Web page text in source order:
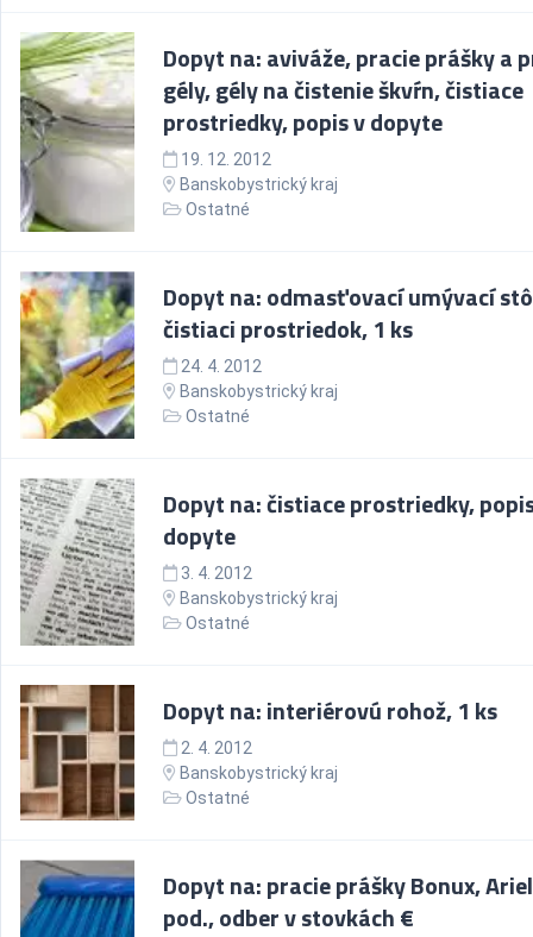
Dopyt na: aviváže, pracie prášky a
gély, gély na čistenie škvŕn, čistiace
prostriedky, popis v dopyte
19. 12. 2012
Banskobystrický kraj
Ostatné
Dopyt na: odmasťovací umývací
čistiaci prostriedok, 1 ks
24. 4. 2012
Banskobystrický kraj
Ostatné
Dopyt na: čistiace prostriedky,
dopyte
3. 4. 2012
Banskobystrický kraj
Ostatné
Dopyt na: interiérovú rohož, 1 ks
2. 4. 2012
Banskobystrický kraj
Ostatné
Dopyt na: pracie prášky Bonux,
pod., odber v stovkách €